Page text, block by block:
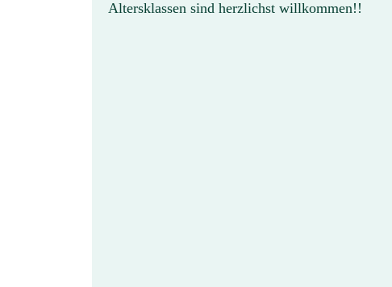
Altersklassen sind herzlichst willkommen!!